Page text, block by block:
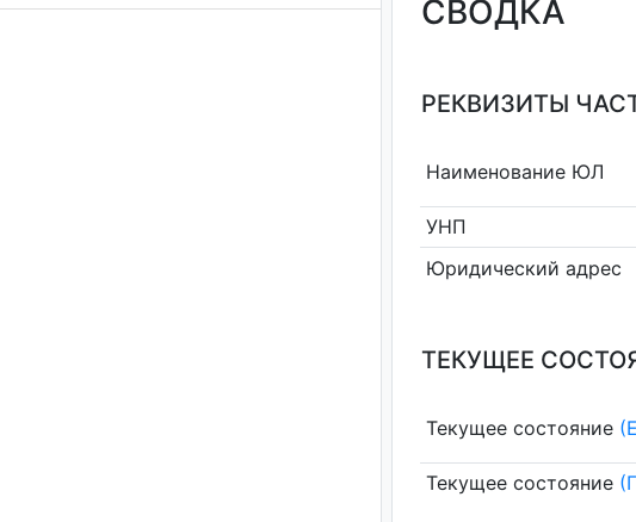
СВОДКА
РЕКВИЗИТЫ
Наименование ЮЛ
УНП
Юридический адрес
ТЕКУЩЕЕ
Текущее состояние
Текущее состояние